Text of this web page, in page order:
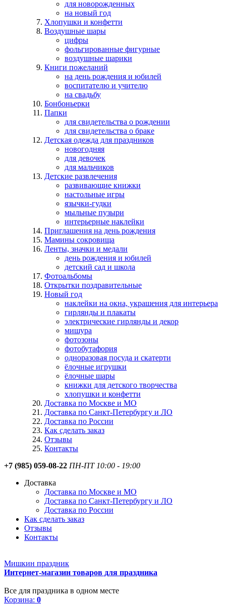
для новорожденных
на новый год
Хлопушки и конфетти
Воздушные шары
цифры
фольгированные фигурные
воздушные шарики
Книги пожеланий
на день рождения и юбилей
воспитателю и учителю
на свадьбу
Бонбоньерки
Папки
для свидетельства о рождении
для свидетельства о браке
Детская одежда для праздников
новогодняя
для девочек
для мальчиков
Детские развлечения
развивающие книжки
настольные игры
язычки-гудки
мыльные пузыри
интерьерные наклейки
Приглашения на день рождения
Мамины сокровища
Ленты, значки и медали
день рождения и юбилей
детский сад и школа
Фотоальбомы
Открытки поздравительные
Новый год
наклейки на окна, украшения для интерьера
гирлянды и плакаты
электрические гирлянды и декор
мишура
фотозоны
фотобутафория
одноразовая посуда и скатерти
ёлочные игрушки
ёлочные шары
книжки для детского творчества
хлопушки и конфетти
Доставка по Москве и МО
Доставка по Санкт-Петербургу и ЛО
Доставка по России
Как сделать заказ
Отзывы
Контакты
+7 (985) 059-08-22 ПН-ПТ 10:00 - 19:00
Доставка
Доставка по Москве и МО
Доставка по Санкт-Петербургу и ЛО
Доставка по России
Как сделать заказ
Отзывы
Контакты
Мишкин праздник
Интернет-магазин товаров для праздника
Все для праздника в одном месте
Корзина: 0